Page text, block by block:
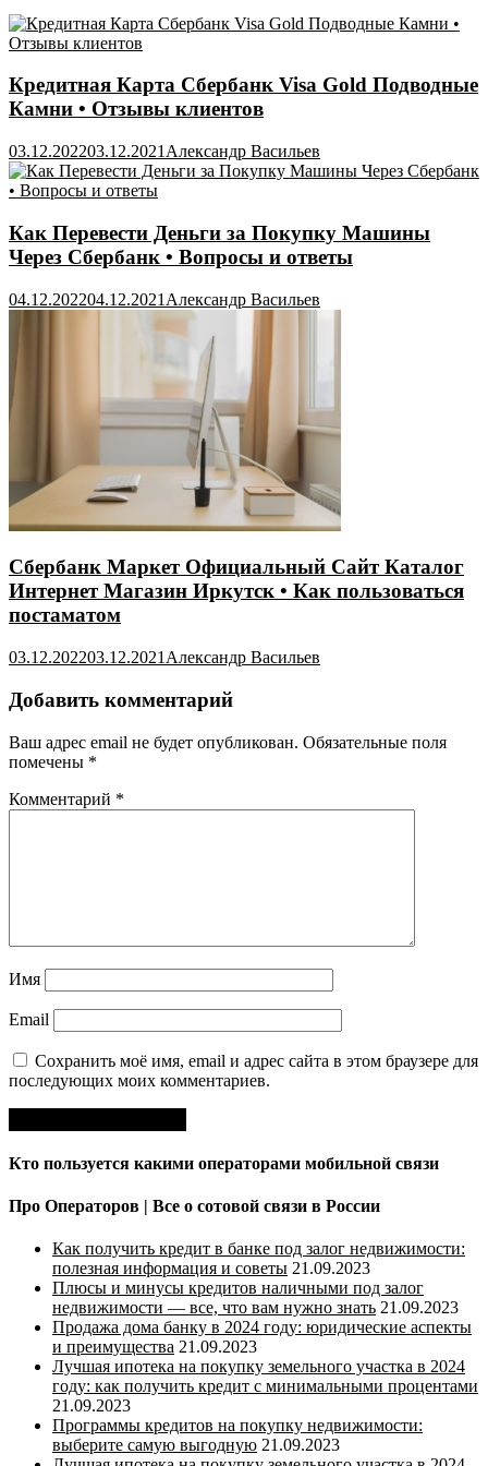
Кредитная Карта Сбербанк Visa Gold Подводные
Камни • Отзывы клиентов
03.12.202203.12.2021 Александр Васильев
Как Перевести Деньги за Покупку Машины
Через Сбербанк • Вопросы и ответы
04.12.202204.12.2021 Александр Васильев
Сбербанк Маркет Официальный Сайт Каталог
Интернет Магазин Иркутск • Как пользоваться
постаматом
03.12.202203.12.2021 Александр Васильев
Добавить комментарий
Ваш адрес email не будет опубликован. Обязательные поля
помечены *
Комментарий *
Имя
Email
Сохранить моё имя, email и адрес сайта в этом браузере для
последующих моих комментариев.
Кто пользуется какими операторами мобильной связи
Про Операторов | Все о сотовой связи в России
Как получить кредит в банке под залог недвижимости:
полезная информация и советы 21.09.2023
Плюсы и минусы кредитов наличными под залог
недвижимости — все, что вам нужно знать 21.09.2023
Продажа дома банку в 2024 году: юридические аспекты
и преимущества 21.09.2023
Лучшая ипотека на покупку земельного участка в 2024
году: как получить кредит с минимальными процентами
21.09.2023
Программы кредитов на покупку недвижимости:
выберите самую выгодную 21.09.2023